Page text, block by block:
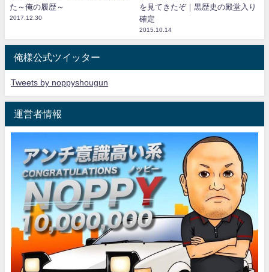
た～俺の履歴～
2017.12.30
を見てきたぞ｜黒歴史の殿堂入り
確定
2015.10.14
俺様公式ツイッター
Tweets by noppyshougun
運営者情報